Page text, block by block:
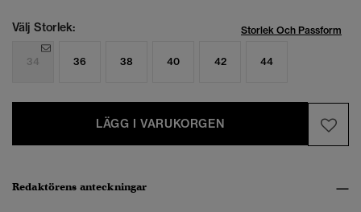
Välj Storlek: Storlek Och Passform
34 36 38 40 42 44
LÄGG I VARUKORGEN
Redaktörens anteckningar